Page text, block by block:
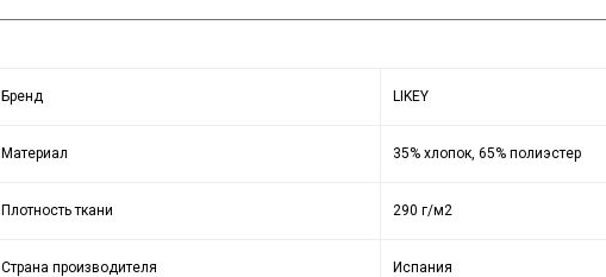
Бренд LIKEY
Материал 35% хлопок, 65% полиэстер
Плотность ткани 290 г/м2
Страна производителя Испания